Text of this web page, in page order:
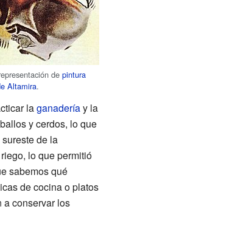
depintura
Altamira.
laganaderíay la
y cerdos, lo que
de la
lo que permitió
sabemos qué
de cocina o platos
a conservar los